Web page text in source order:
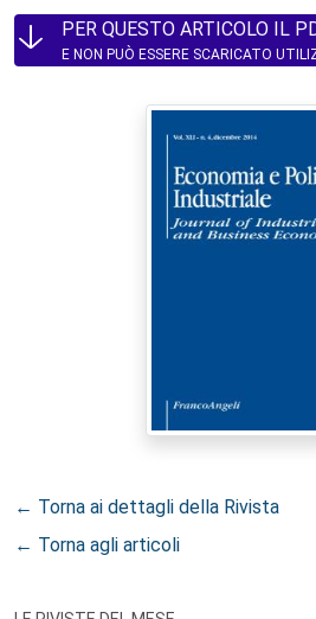
PER QUESTO ARTICOLO IL
E NON PUÒ ESSERE SCARICATO
← Torna ai dettagli della Rivista
← Torna agli articoli